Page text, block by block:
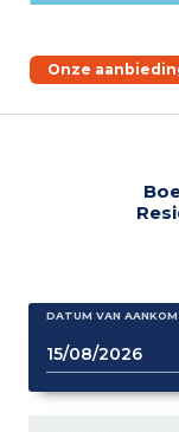
Onze
DATUM VAN